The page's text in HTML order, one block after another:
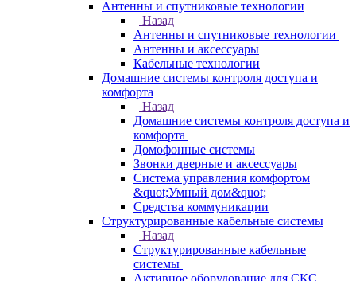
Антенны и спутниковые технологии
Назад
Антенны и спутниковые технологии
Антенны и аксессуары
Кабельные технологии
Домашние системы контроля доступа и
комфорта
Назад
Домашние системы контроля доступа и
комфорта
Домофонные системы
Звонки дверные и аксессуары
Система управления комфортом
&quot;Умный дом&quot;
Средства коммуникации
Структурированные кабельные системы
Назад
Структурированные кабельные
системы
Активное оборудование для СКС